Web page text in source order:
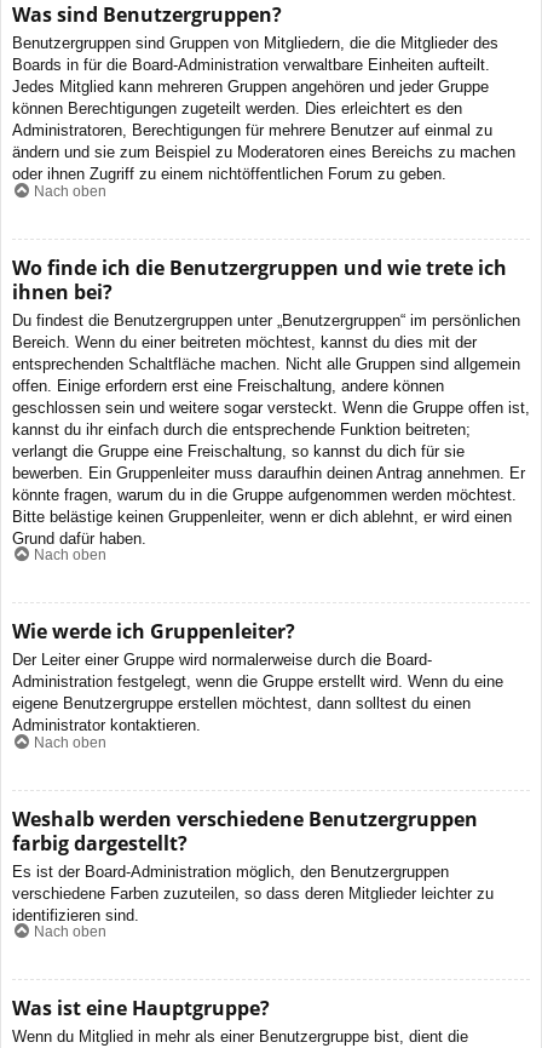
Was sind Benutzergruppen?
Benutzergruppen sind Gruppen von Mitgliedern, die die Mitglieder des
Boards in für die Board-Administration verwaltbare Einheiten aufteilt.
Jedes Mitglied kann mehreren Gruppen angehören und jeder Gruppe
können Berechtigungen zugeteilt werden. Dies erleichtert es den
Administratoren, Berechtigungen für mehrere Benutzer auf einmal zu
ändern und sie zum Beispiel zu Moderatoren eines Bereichs zu machen
oder ihnen Zugriff zu einem nichtöffentlichen Forum zu geben.
Nach oben
Wo finde ich die Benutzergruppen und wie trete ich
ihnen bei?
Du findest die Benutzergruppen unter „Benutzergruppen“ im persönlichen
Bereich. Wenn du einer beitreten möchtest, kannst du dies mit der
entsprechenden Schaltfläche machen. Nicht alle Gruppen sind allgemein
offen. Einige erfordern erst eine Freischaltung, andere können
geschlossen sein und weitere sogar versteckt. Wenn die Gruppe offen ist,
kannst du ihr einfach durch die entsprechende Funktion beitreten;
verlangt die Gruppe eine Freischaltung, so kannst du dich für sie
bewerben. Ein Gruppenleiter muss daraufhin deinen Antrag annehmen. Er
könnte fragen, warum du in die Gruppe aufgenommen werden möchtest.
Bitte belästige keinen Gruppenleiter, wenn er dich ablehnt, er wird einen
Grund dafür haben.
Nach oben
Wie werde ich Gruppenleiter?
Der Leiter einer Gruppe wird normalerweise durch die Board-
Administration festgelegt, wenn die Gruppe erstellt wird. Wenn du eine
eigene Benutzergruppe erstellen möchtest, dann solltest du einen
Administrator kontaktieren.
Nach oben
Weshalb werden verschiedene Benutzergruppen
farbig dargestellt?
Es ist der Board-Administration möglich, den Benutzergruppen
verschiedene Farben zuzuteilen, so dass deren Mitglieder leichter zu
identifizieren sind.
Nach oben
Was ist eine Hauptgruppe?
Wenn du Mitglied in mehr als einer Benutzergruppe bist, dient die